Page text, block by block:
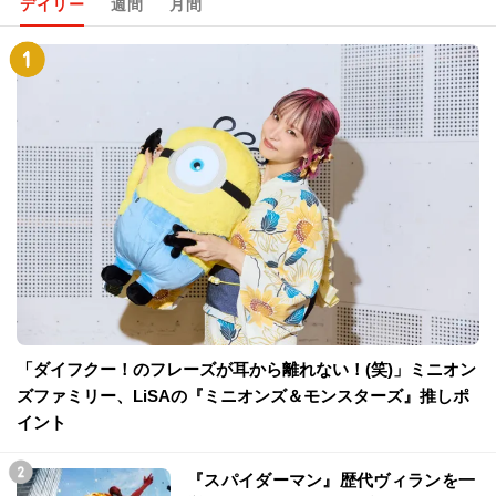
デイリー 週間 月間
「ダイフクー！のフレーズが耳から離れない！(笑)」ミニオン
ズファミリー、LiSAの『ミニオンズ＆モンスターズ』推しポ
イント
『スパイダーマン』歴代ヴィランを一